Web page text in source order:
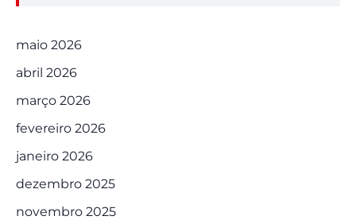
maio 2026
abril 2026
março 2026
fevereiro 2026
janeiro 2026
dezembro 2025
novembro 2025